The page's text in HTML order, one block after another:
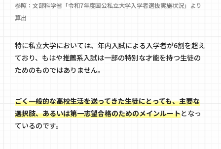
参照：文部科学省「令和7年度国公私立大学入学者選抜実施状況」より
算出
特に私立大学においては、年内入試による入学者が6割を超え
ており、もはや推薦系入試は一部の特別な才能を持つ生徒の
ためのものではありません。
ごく一般的な高校生活を送ってきた生徒にとっても、主要な
選択肢、あるいは第一志望合格のためのメインルートとなっ
ているのです。